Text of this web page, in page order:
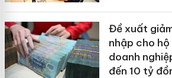
Đề xuất
nhập cho
doanh
đến 10 tỷ